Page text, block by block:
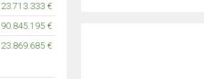
23.713.333 €
90.845.195 €
23.869.685 €